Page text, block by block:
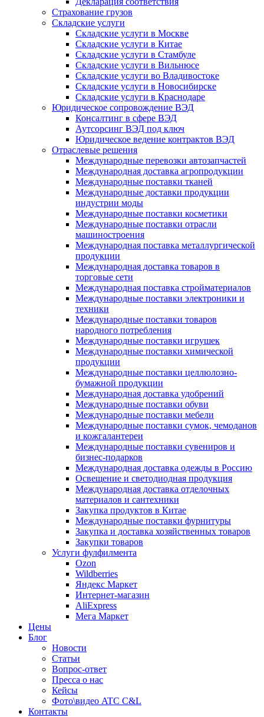
Страхование грузов
Складские услуги
Складские услуги в Москве
Складские услуги в Китае
Складские услуги в Стамбуле
Складские услуги в Вильнюсе
Складские услуги во Владивостоке
Складские услуги в Новосибирске
Складские услуги в Краснодаре
Юридическое сопровождение ВЭД
Консалтинг в сфере ВЭД
Аутсорсинг ВЭД под ключ
Юридическое ведение контрактов ВЭД
Отраслевые решения
Международные перевозки автозапчастей
Международная доставка агропродукции
Международные поставки тканей
Международные доставки продукции
индустрии моды
Международные поставки косметики
Международные поставки отрасли
машиностроения
Международная поставка металлургической
продукции
Международная доставка товаров в
торговые сети
Международная поставка стройматериалов
Международные поставки электроники и
техники
Международные поставки товаров
народного потребления
Международные поставки игрушек
Международные поставки химической
продукции
Международные поставки целлюлозно-
бумажной продукции
Международная доставка удобрений
Международные поставки обуви
Международные поставки мебели
Международные поставки сумок, чемоданов
и кожгалантереи
Международные поставки сувениров и
бизнес-подарков
Международная доставка одежды в Россию
Освещение и светодиодная продукция
Международная доставка отделочных
материалов и сантехники
Закупка продуктов в Китае
Международные поставки фурнитуры
Закупка и доставка хозяйственных товаров
Закупки товаров
Услуги фулфилмента
Ozon
Wildberries
Яндекс Маркет
Интернет-магазин
AliExpress
Мега Маркет
Цены
Блог
Новости
Статьи
Вопрос-ответ
Пресса о нас
Кейсы
Фото\видео ATC C&L
Контакты